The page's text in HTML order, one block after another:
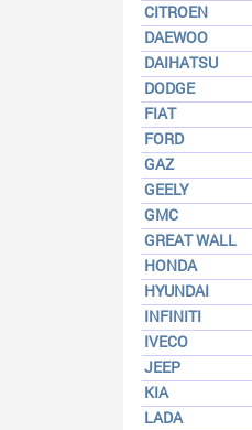
CITROEN
DAEWOO
DAIHATSU
DODGE
FIAT
FORD
GAZ
GEELY
GMC
GREAT WALL
HONDA
HYUNDAI
INFINITI
IVECO
JEEP
KIA
LADA